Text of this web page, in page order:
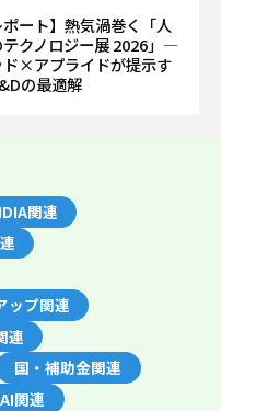
ポート】熱気渦巻く「人
テクノロジー展 2026」—
ド×アプライドが提示す
の最適解
関連
ップ関連
連
国・補助金関連
関連